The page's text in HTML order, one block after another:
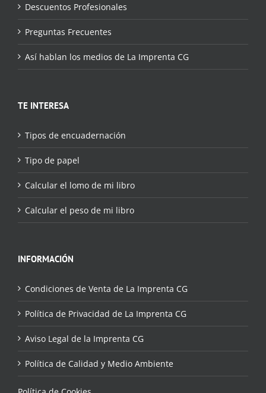
Descuentos Profesionales
Preguntas Frecuentes
Así hablan los medios de La Imprenta CG
TE INTERESA
Tipos de encuadernación
Tipo de papel
Calcular el lomo de mi libro
Calcular el peso de mi libro
INFORMACIÓN
Condiciones de Venta de La Imprenta CG
Política de Privacidad de La Imprenta CG
Aviso Legal de la Imprenta CG
Política de Calidad y Medio Ambiente